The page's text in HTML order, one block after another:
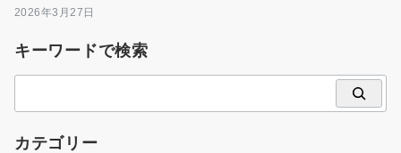
2026年3月27日
キーワードで検索
カテゴリー